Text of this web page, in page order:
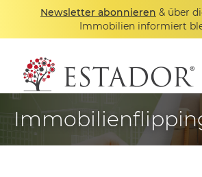
Newsletter abonnieren & über
Immobilien informiert